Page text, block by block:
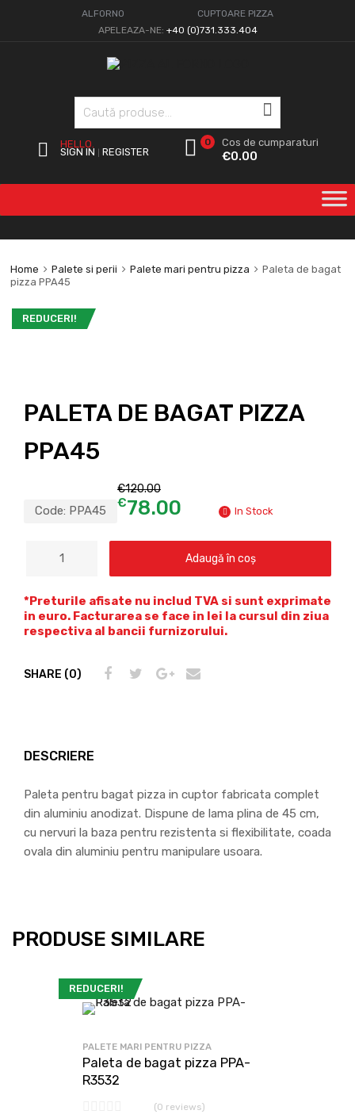
ALFORNO
CUPTOARE PIZZA
APELEAZA-NE: +40 (0)731.333.404
HELLO.
SIGN IN REGISTER
Cos de cumparaturi
€0.00
0
Home Palete si perii Palete mari pentru pizza
Paleta de bagat
pizza PPA45
REDUCERI!
PALETA DE BAGAT PIZZA
PPA45
Code: PPA45
€120.00
€78.00 In Stock
Adaugă în coș
*Preturile afisate nu includ TVA si sunt exprimate
in euro. Facturarea se face in lei la cursul din ziua
respectiva al bancii furnizorului.
SHARE (0)
DESCRIERE
Paleta pentru bagat pizza in cuptor fabricata complet
din aluminiu anodizat. Dispune de lama plina de 45 cm,
cu nervuri la baza pentru rezistenta si flexibilitate, coada
ovala din aluminiu pentru manipulare usoara.
PRODUSE SIMILARE
REDUCERI!
PALETE MARI PENTRU PIZZA
Paleta de bagat pizza PPA-
R3532
(0 reviews)